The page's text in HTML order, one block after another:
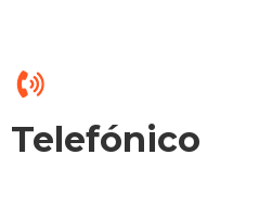

Telefónico